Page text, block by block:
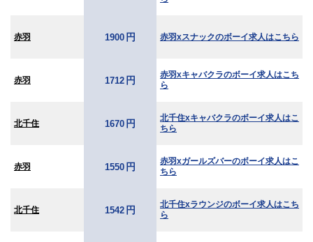
赤羽 1900 円 赤羽xスナックのボーイ求人はこちら
赤羽 1712 円
赤羽xキャバクラのボーイ求人はこち
ら
北千住 1670 円
北千住xキャバクラのボーイ求人はこ
ちら
赤羽 1550 円
赤羽xガールズバーのボーイ求人はこ
ちら
北千住 1542 円
北千住xラウンジのボーイ求人はこち
ら